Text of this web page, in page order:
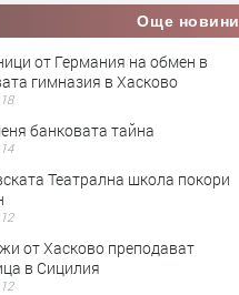
Още новини
от Германия на обмен в
гимназия в Хасково
банковата тайна
Театрална школа покори
от Хасково преподават
в Сицилия